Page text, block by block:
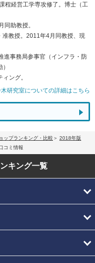
程経営工学専攻修了。博士（工
助教授。
教授。2011年4月同教授、現
進事務局参事官（インフラ・防
ング。
研究室についての詳細はこちら
ップランキング・比較
2018年版
コミ情報
キング一覧